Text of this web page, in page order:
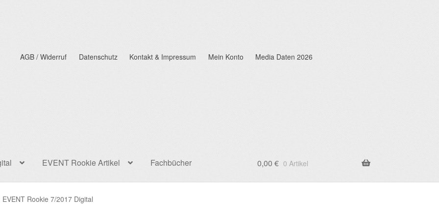
AGB / Widerruf Datenschutz Kontakt & Impressum Mein Konto Media Daten 2026
EVENT Rookie Artikel Fachbücher 0,00 € 0 Artikel
EVENT Rookie 7/2017 Digital